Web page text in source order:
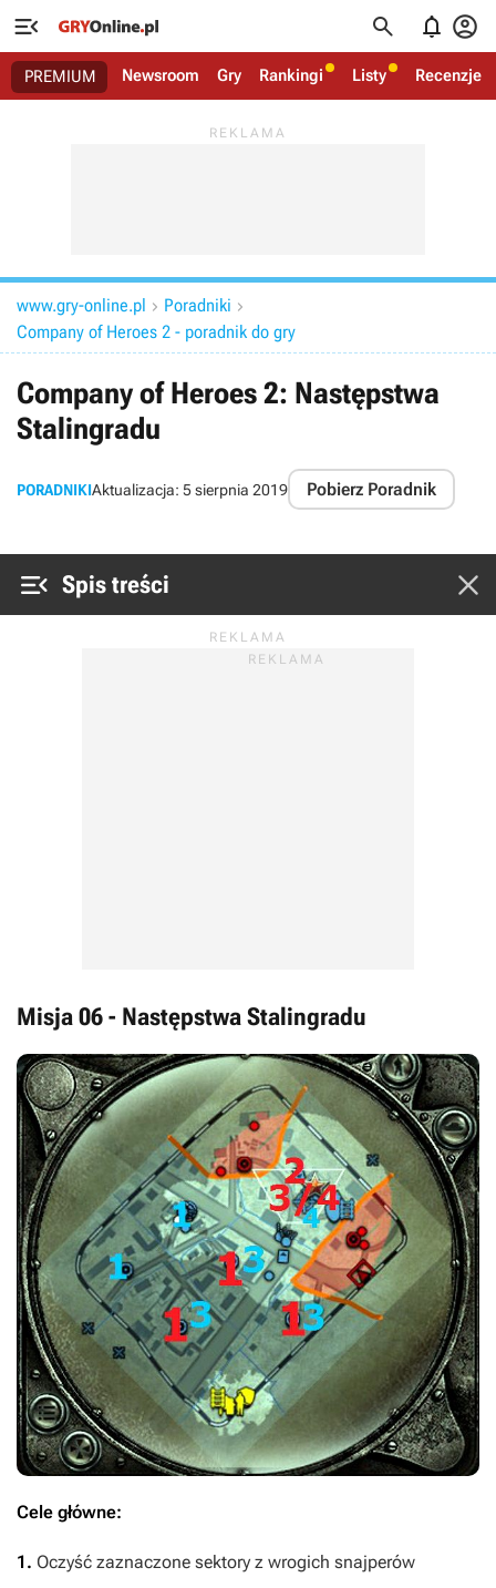
   
PREMIUM Newsroom Gry Rankingi Listy Recenzje
www.gry-online.pl  Poradniki 
Company of Heroes 2 - poradnik do gry
Company of Heroes 2: Następstwa
Stalingradu
PORADNIKIAktualizacja: 5 sierpnia 2019 Pobierz Poradnik
 Spis treści 
Misja 06 - Następstwa Stalingradu
Cele główne:
1. Oczyść zaznaczone sektory z wrogich snajperów